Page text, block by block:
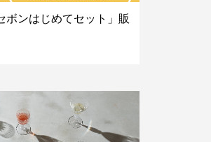
ボンはじめてセット」販